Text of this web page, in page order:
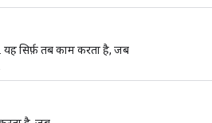
यह सिर्फ़ तब काम करता है, जब